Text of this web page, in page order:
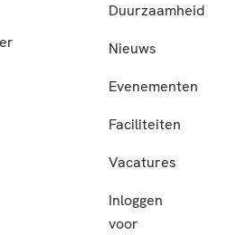
Duurzaamheid
Nieuws
Evenementen
Faciliteiten
Vacatures
Inloggen
voor